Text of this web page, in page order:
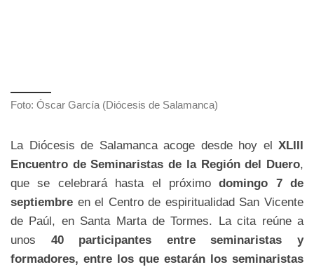
Foto: Óscar García (Diócesis de Salamanca)
La Diócesis de Salamanca acoge desde hoy el XLIII
Encuentro de Seminaristas de la Región del Duero,
que se celebrará hasta el próximodomingo 7 de
septiembre en el Centro de espiritualidad San Vicente
de Paúl, en Santa Marta de Tormes. La cita reúne a
unos 40 participantes entre seminaristas y
formadores, entre los que estarán los seminaristas